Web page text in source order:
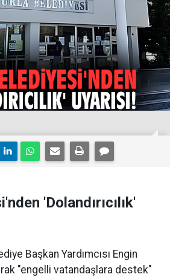
'Dolandırıcılık'
Başkan Yardımcısı Engin
"engelli vatandaşlara destek"